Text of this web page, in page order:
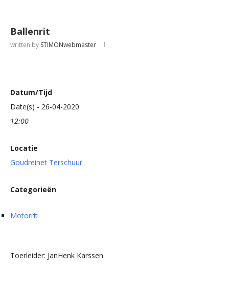
Ballenrit
written by STIMONwebmaster
Datum/Tijd
Date(s) - 26-04-2020
12:00
Locatie
Goudreinet Terschuur
Categorieën
Motorrit
Toerleider: JanHenk Karssen